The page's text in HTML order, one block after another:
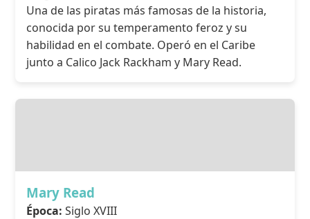
Una de las piratas más famosas de la historia,
conocida por su temperamento feroz y su
habilidad en el combate. Operó en el Caribe
junto a Calico Jack Rackham y Mary Read.
Mary Read
Época: Siglo XVIII